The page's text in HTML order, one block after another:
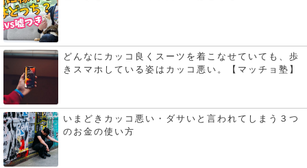
どんなにカッコ良くスーツを着こなせていても、歩
きスマホしている姿はカッコ悪い。【マッチョ塾】
いまどきカッコ悪い・ダサいと言われてしまう３つ
のお金の使い方